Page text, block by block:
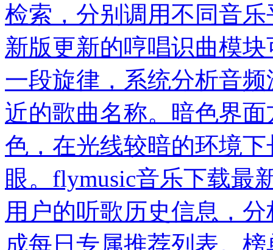
检索，分别调用不同音
新版更新的哼唱识曲模
一段旋律，系统分析音
近的歌曲名称。暗色界
色，在光线较暗的环境
眼。flymusic音乐下载最
用户的听歌历史信息，
成每日专属推荐列表。